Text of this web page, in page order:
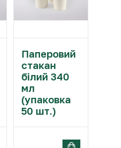
Паперовий
стакан
білий 340
мл
(упаковка
50 шт.)